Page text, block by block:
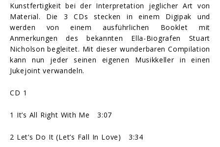
Kunstfertigkeit bei der Interpretation jeglicher Art von
Material. Die 3 CDs stecken in einem Digipak und
werden von einem ausführlichen Booklet mit
Anmerkungen des bekannten Ella-Biografen Stuart
Nicholson begleitet. Mit dieser wunderbaren Compilation
kann nun jeder seinen eigenen Musikkeller in einen
Jukejoint verwandeln.
CD 1
1 It’s All Right With Me 3:07
2 Let’s Do It (Let’s Fall In Love) 3:34